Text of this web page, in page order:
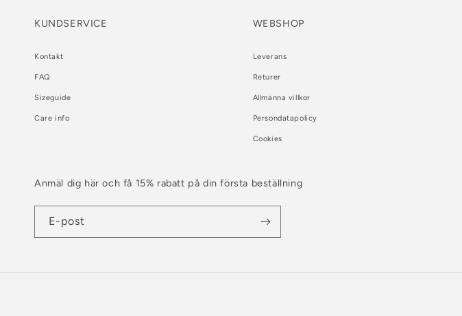
KUNDSERVICE
Kontakt
FAQ
Sizeguide
Care info
WEBSHOP
Leverans
Returer
Allmänna villkor
Persondatapolicy
Cookies
Anmäl dig här och få 15% rabatt på din första beställning
E-post